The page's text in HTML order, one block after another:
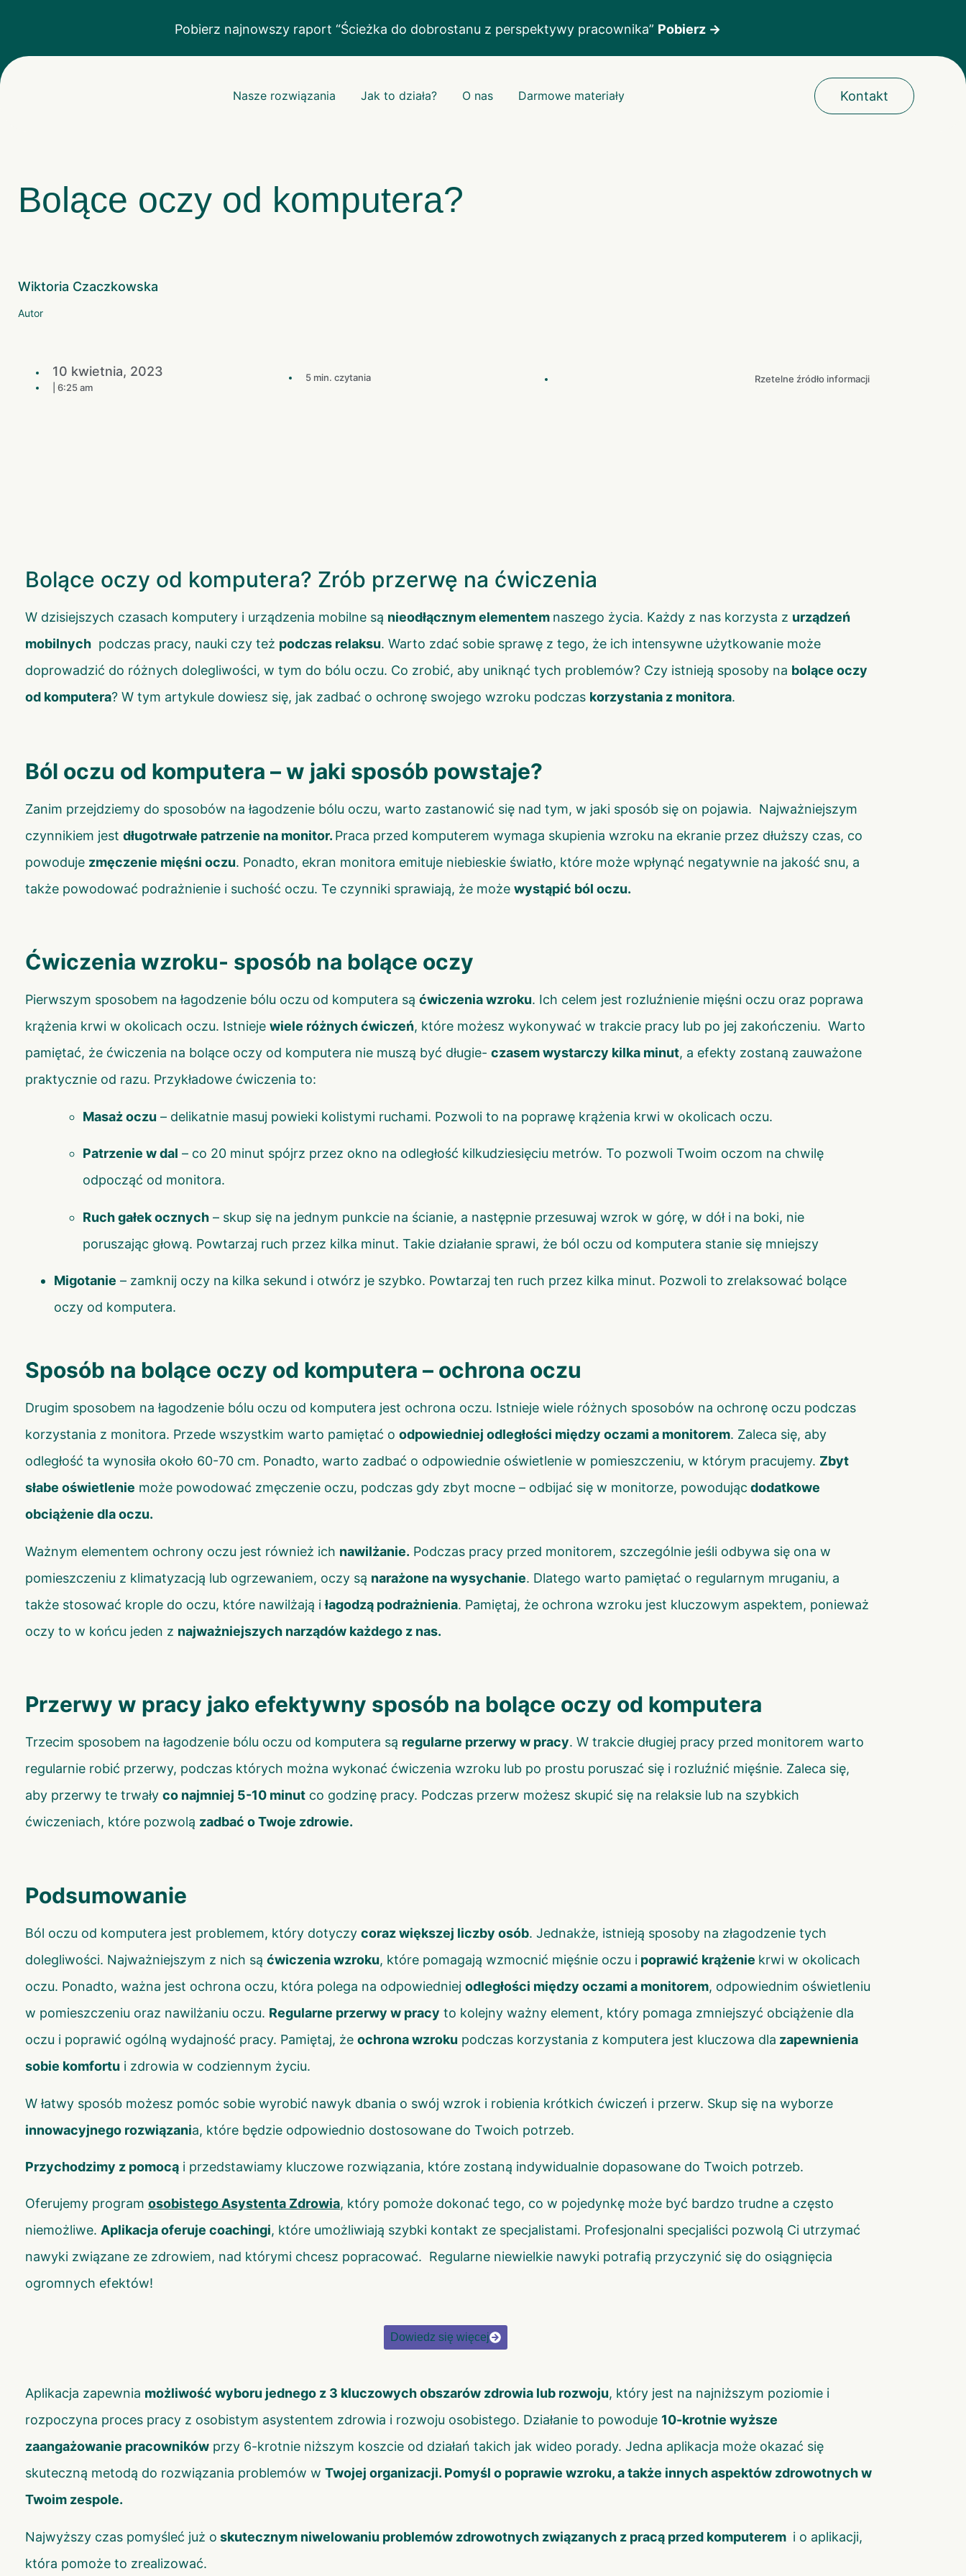
Pobierz najnowszy raport “Ścieżka do dobrostanu z perspektywy pracownika” Pobierz →
Nasze rozwiązania Jak to działa? O nas Darmowe materiały Kontakt
Bolące oczy od komputera?
Wiktoria Czaczkowska
Autor
10 kwietnia, 2023
6:25 am
5 min. czytania Rzetelne źródło informacji
Bolące oczy od komputera? Zrób przerwę na ćwiczenia
W dzisiejszych czasach komputery i urządzenia mobilne są nieodłącznym elementem naszego życia. Każdy z nas korzysta z urządzeń
mobilnych podczas pracy, nauki czy też podczas relaksu. Warto zdać sobie sprawę z tego, że ich intensywne użytkowanie może
doprowadzić do różnych dolegliwości, w tym do bólu oczu. Co zrobić, aby uniknąć tych problemów? Czy istnieją sposoby na bolące oczy
od komputera? W tym artykule dowiesz się, jak zadbać o ochronę swojego wzroku podczas korzystania z monitora.
Ból oczu od komputera – w jaki sposób powstaje?
Zanim przejdziemy do sposobów na łagodzenie bólu oczu, warto zastanowić się nad tym, w jaki sposób się on pojawia. Najważniejszym
czynnikiem jest długotrwałe patrzenie na monitor. Praca przed komputerem wymaga skupienia wzroku na ekranie przez dłuższy czas, co
powoduje zmęczenie mięśni oczu. Ponadto, ekran monitora emituje niebieskie światło, które może wpłynąć negatywnie na jakość snu, a
także powodować podrażnienie i suchość oczu. Te czynniki sprawiają, że może wystąpić ból oczu.
Ćwiczenia wzroku- sposób na bolące oczy
Pierwszym sposobem na łagodzenie bólu oczu od komputera są ćwiczenia wzroku. Ich celem jest rozluźnienie mięśni oczu oraz poprawa
krążenia krwi w okolicach oczu. Istnieje wiele różnych ćwiczeń, które możesz wykonywać w trakcie pracy lub po jej zakończeniu. Warto
pamiętać, że ćwiczenia na bolące oczy od komputera nie muszą być długie- czasem wystarczy kilka minut, a efekty zostaną zauważone
praktycznie od razu. Przykładowe ćwiczenia to:
Masaż oczu – delikatnie masuj powieki kolistymi ruchami. Pozwoli to na poprawę krążenia krwi w okolicach oczu.
Patrzenie w dal – co 20 minut spójrz przez okno na odległość kilkudziesięciu metrów. To pozwoli Twoim oczom na chwilę
odpocząć od monitora.
Ruch gałek ocznych – skup się na jednym punkcie na ścianie, a następnie przesuwaj wzrok w górę, w dół i na boki, nie
poruszając głową. Powtarzaj ruch przez kilka minut. Takie działanie sprawi, że ból oczu od komputera stanie się mniejszy
Migotanie – zamknij oczy na kilka sekund i otwórz je szybko. Powtarzaj ten ruch przez kilka minut. Pozwoli to zrelaksować bolące
oczy od komputera.
Sposób na bolące oczy od komputera – ochrona oczu
Drugim sposobem na łagodzenie bólu oczu od komputera jest ochrona oczu. Istnieje wiele różnych sposobów na ochronę oczu podczas
korzystania z monitora. Przede wszystkim warto pamiętać o odpowiedniej odległości między oczami a monitorem. Zaleca się, aby
odległość ta wynosiła około 60-70 cm. Ponadto, warto zadbać o odpowiednie oświetlenie w pomieszczeniu, w którym pracujemy. Zbyt
słabe oświetlenie może powodować zmęczenie oczu, podczas gdy zbyt mocne – odbijać się w monitorze, powodując dodatkowe
obciążenie dla oczu.
Ważnym elementem ochrony oczu jest również ich nawilżanie. Podczas pracy przed monitorem, szczególnie jeśli odbywa się ona w
pomieszczeniu z klimatyzacją lub ogrzewaniem, oczy są narażone na wysychanie. Dlatego warto pamiętać o regularnym mruganiu, a
także stosować krople do oczu, które nawilżają iłagodzą podrażnienia. Pamiętaj, że ochrona wzroku jest kluczowym aspektem, ponieważ
oczy to w końcu jeden z najważniejszych narządów każdego z nas.
Przerwy w pracy jako efektywny sposób na bolące oczy od komputera
Trzecim sposobem na łagodzenie bólu oczu od komputera są regularne przerwy w pracy. W trakcie długiej pracy przed monitorem warto
regularnie robić przerwy, podczas których można wykonać ćwiczenia wzroku lub po prostu poruszać się i rozluźnić mięśnie. Zaleca się,
aby przerwy te trwały co najmniej 5-10 minut co godzinę pracy. Podczas przerw możesz skupić się na relaksie lub na szybkich
ćwiczeniach, które pozwolą zadbać o Twoje zdrowie.
Podsumowanie
Ból oczu od komputera jest problemem, który dotyczy coraz większej liczby osób. Jednakże, istnieją sposoby na złagodzenie tych
dolegliwości. Najważniejszym z nich są ćwiczenia wzroku, które pomagają wzmocnić mięśnie oczu i poprawić krążenie krwi w okolicach
oczu. Ponadto, ważna jest ochrona oczu, która polega na odpowiedniej odległości między oczami a monitorem, odpowiednim oświetleniu
w pomieszczeniu oraz nawilżaniu oczu. Regularne przerwy w pracy to kolejny ważny element, który pomaga zmniejszyć obciążenie dla
oczu i poprawić ogólną wydajność pracy. Pamiętaj, że ochrona wzroku podczas korzystania z komputera jest kluczowa dla zapewnienia
sobie komfortu i zdrowia w codziennym życiu.
W łatwy sposób możesz pomóc sobie wyrobić nawyk dbania o swój wzrok i robienia krótkich ćwiczeń i przerw. Skup się na wyborze
innowacyjnego rozwiązania, które będzie odpowiednio dostosowane do Twoich potrzeb.
Przychodzimy z pomocą i przedstawiamy kluczowe rozwiązania, które zostaną indywidualnie dopasowane do Twoich potrzeb.
Oferujemy program osobistego Asystenta Zdrowia, który pomoże dokonać tego, co w pojedynkę może być bardzo trudne a często
niemożliwe. Aplikacja oferuje coachingi, które umożliwiają szybki kontakt ze specjalistami. Profesjonalni specjaliści pozwolą Ci utrzymać
nawyki związane ze zdrowiem, nad którymi chcesz popracować. Regularne niewielkie nawyki potrafią przyczynić się do osiągnięcia
ogromnych efektów!
Dowiedz się więcej
Aplikacja zapewnia możliwość wyboru jednego z 3 kluczowych obszarów zdrowia lub rozwoju, który jest na najniższym poziomie i
rozpoczyna proces pracy z osobistym asystentem zdrowia i rozwoju osobistego. Działanie to powoduje 10-krotnie wyższe
zaangażowanie pracowników przy 6-krotnie niższym koszcie od działań takich jak wideo porady. Jedna aplikacja może okazać się
skuteczną metodą do rozwiązania problemów w Twojej organizacji. Pomyśl o poprawie wzroku, a także innych aspektów zdrowotnych w
Twoim zespole.
Najwyższy czas pomyśleć już o skutecznym niwelowaniu problemów zdrowotnych związanych z pracą przed komputerem i o aplikacji,
która pomoże to zrealizować.